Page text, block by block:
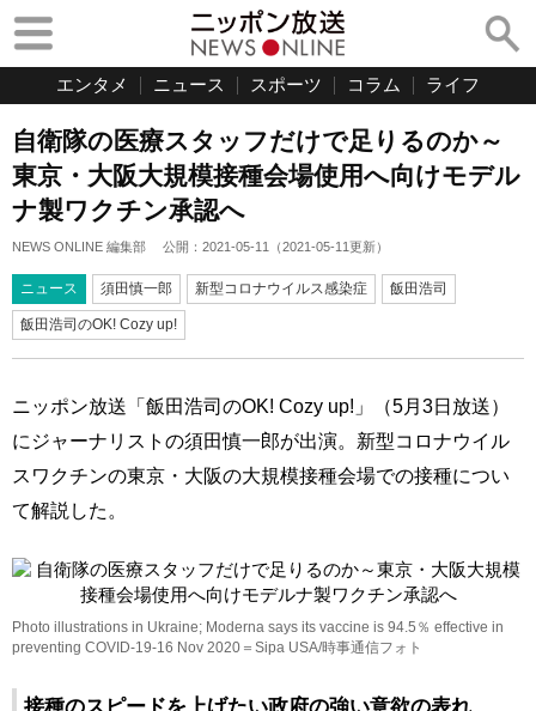
エンタメ ニュース スポーツ コラム ライフ
自衛隊の医療スタッフだけで足りるのか～
東京・大阪大規模接種会場使用へ向けモデル
ナ製ワクチン承認へ
NEWS ONLINE 編集部 公開： 2021-05-11 （2021-05-11更新）
ニュース 須田慎一郎 新型コロナウイルス感染症 飯田浩司
飯田浩司のOK! Cozy up!
ニッポン放送「飯田浩司のOK! Cozy up!」（5月3日放送）
にジャーナリストの須田慎一郎が出演。新型コロナウイル
スワクチンの東京・大阪の大規模接種会場での接種につい
て解説した。
Photo illustrations in Ukraine; Moderna says its vaccine is 94.5％ effective in
preventing COVID-19-16 Nov 2020＝Sipa USA/時事通信フォト
接種のスピードを上げたい政府の強い意欲の表れ